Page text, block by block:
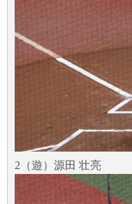
2（遊）源田 壮亮